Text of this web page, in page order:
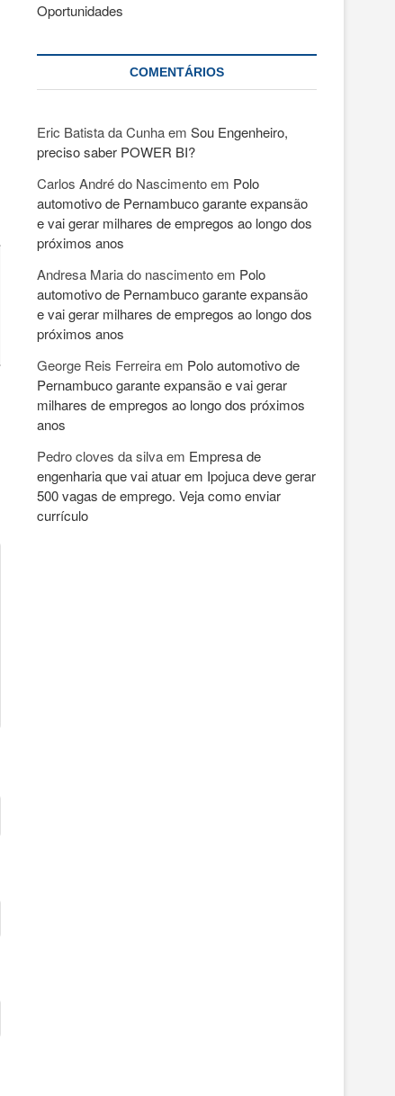
Oportunidades
COMENTÁRIOS
Eric Batista da Cunhaem Sou Engenheiro,
preciso saber POWER BI?
Carlos André do Nascimentoem Polo
automotivo de Pernambuco garante expansão
e vai gerar milhares de empregos ao longo dos
próximos anos
Andresa Maria do nascimentoem Polo
automotivo de Pernambuco garante expansão
e vai gerar milhares de empregos ao longo dos
próximos anos
George Reis Ferreiraem Polo automotivo de
Pernambuco garante expansão e vai gerar
milhares de empregos ao longo dos próximos
anos
Pedro cloves da silvaem Empresa de
engenharia que vai atuar em Ipojuca deve gerar
500 vagas de emprego. Veja como enviar
currículo